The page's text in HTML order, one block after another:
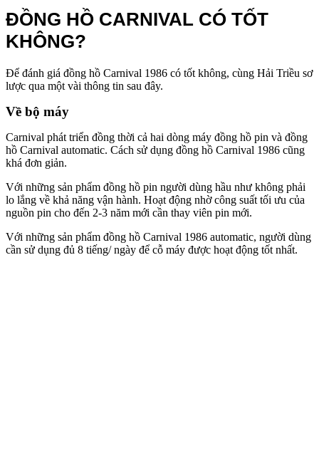
ĐỒNG HỒ CARNIVAL CÓ TỐT
KHÔNG?
Để đánh giá đồng hồ Carnival 1986 có tốt không, cùng Hải Triều sơ
lược qua một vài thông tin sau đây.
Về bộ máy
Carnival phát triển đồng thời cả hai dòng máy đồng hồ pin và đồng
hồ Carnival automatic. Cách sử dụng đồng hồ Carnival 1986 cũng
khá đơn giản.
Với những sản phẩm đồng hồ pin người dùng hầu như không phải
lo lắng về khả năng vận hành. Hoạt động nhờ công suất tối ưu của
nguồn pin cho đến 2-3 năm mới cần thay viên pin mới.
Với những sản phẩm đồng hồ Carnival 1986 automatic, người dùng
cần sử dụng đủ 8 tiếng/ ngày để cỗ máy được hoạt động tốt nhất.